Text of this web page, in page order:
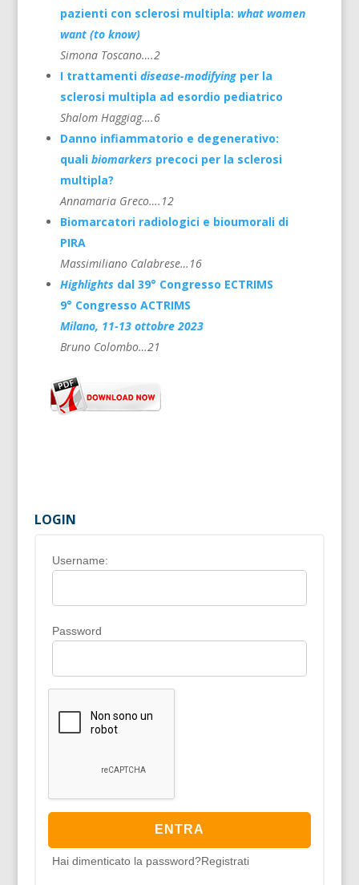
pazienti con sclerosi multipla: what women
want (to know)
Simona Toscano….2
I trattamenti disease-modifyingper la
sclerosi multipla ad esordio pediatrico
Shalom Haggiag….6
Danno infiammatorio e degenerativo:
quali biomarkers precoci per la sclerosi
multipla?
Annamaria Greco….12
Biomarcatori radiologici e bioumorali di
PIRA
Massimiliano Calabrese…16
Highlights dal 39° Congresso ECTRIMS
9° Congresso ACTRIMS
Milano, 11-13 ottobre 2023
Bruno Colombo…21
LOGIN
Username:
Password
Hai dimenticato la password?Registrati